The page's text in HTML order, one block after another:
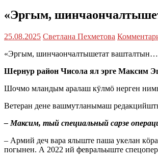
«Эргым,
25.08.2025 Светлана Пехметова
«Эргым, шинчаончалтышетат
Шернур район Чисола ял эрге
Шочмо мландым аралаш кӱлмӧ нерген
Ветеран дене вашмутланымаш
– Максим, тый специальный сарзе
– Армий деч вара ялыште паша укелан
погынен. А 2022 ий февральыште